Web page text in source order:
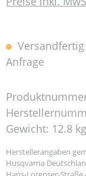
Anfrage
Gewicht: 12.8 kg
Herstellerangaben
Husqvarna